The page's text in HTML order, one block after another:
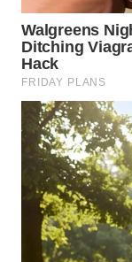
LESUNG
WN
KARO
WN
SIMALUNGUN
WN
LABUHANBATU
WN